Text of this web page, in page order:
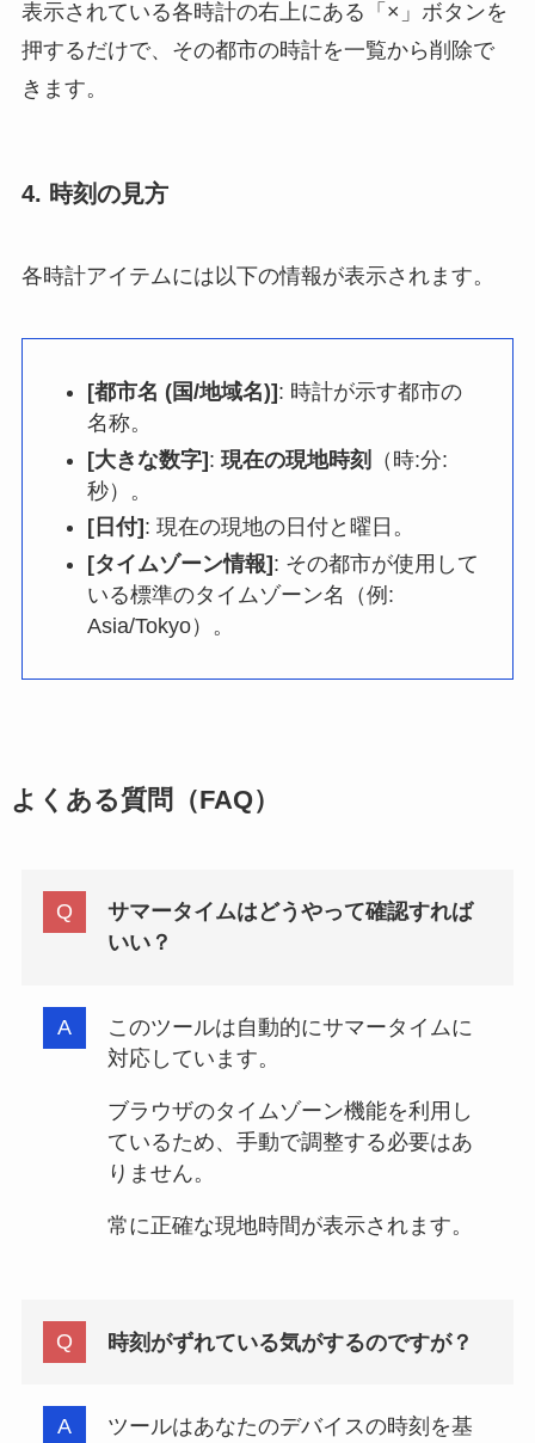
表示されている各時計の右上にある「×」ボタンを
押するだけで、その都市の時計を一覧から削除で
きます。
4. 時刻の見方
各時計アイテムには以下の情報が表示されます。
[都市名 (国/地域名)] : 時計が示す都市の
名称。
[大きな数字]: 現在の現地時刻
（時:分:
秒）。
[日付] : 現在の現地の日付と曜日。
[タイムゾーン情報]: その都市が使用して
いる標準のタイムゾーン名（例:
Asia/Tokyo）。
よくある質問（FAQ）
サマータイムはどうやって確認すれば
いい？
このツールは自動的にサマータイムに
対応しています。
ブラウザのタイムゾーン機能を利用し
ているため、手動で調整する必要はあ
りません。
常に正確な現地時間が表示されます。
時刻がずれている気がするのですが？
ツールはあなたのデバイスの時刻を基